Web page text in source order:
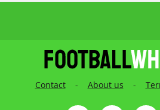
Contact - About us -